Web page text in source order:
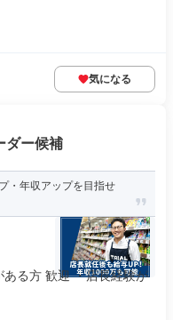
気になる
ー候補
・年収アップを目指せ
る方 歓迎 ・店長経験が